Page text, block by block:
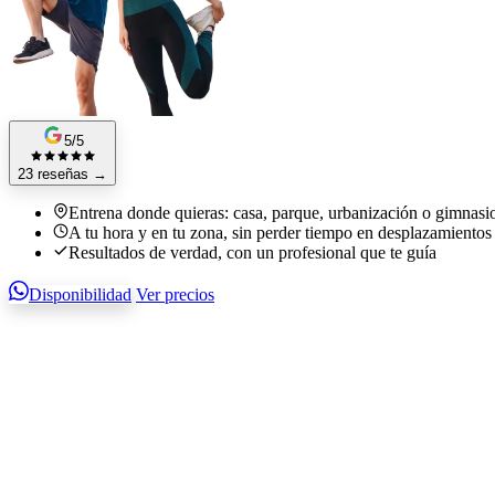
5/5
23 reseñas →
Entrena donde quieras: casa, parque, urbanización o
A tu hora y en tu zona, sin perder tiempo en desplazamientos
Resultados de verdad, con un profesional que te guía
Disponibilidad Ver precios